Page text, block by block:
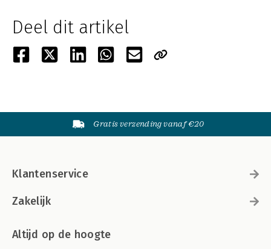
Deel dit artikel
Gratis verzending vanaf €20
Klantenservice
Zakelijk
Altijd op de hoogte